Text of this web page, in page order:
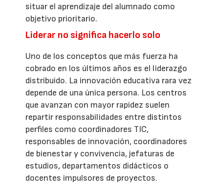
situar el aprendizaje del alumnado como
objetivo prioritario.
Liderar no significa hacerlo solo
Uno de los conceptos que más fuerza ha
cobrado en los últimos años es el liderazgo
distribuido. La innovación educativa rara vez
depende de una única persona. Los centros
que avanzan con mayor rapidez suelen
repartir responsabilidades entre distintos
perfiles como coordinadores TIC,
responsables de innovación, coordinadores
de bienestar y convivencia, jefaturas de
estudios, departamentos didácticos o
docentes impulsores de proyectos.